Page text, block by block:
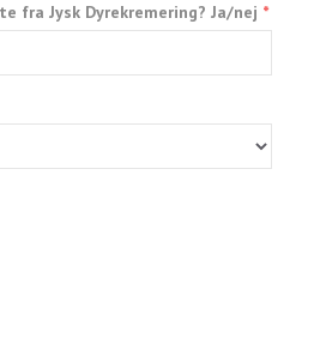
fra Jysk Dyrekremering? Ja/nej